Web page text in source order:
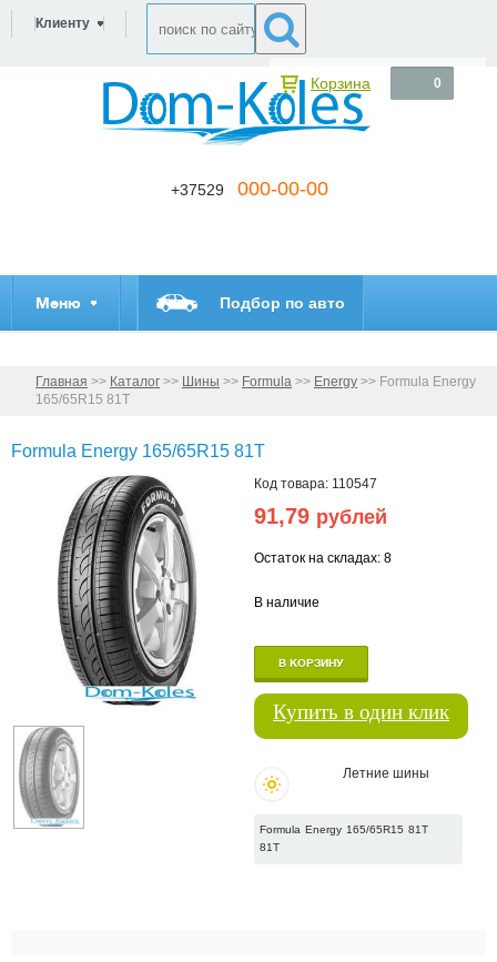
Клиенту
Корзина 0
+37529 000-00-00
Меню Подбор по авто
Главная >> Каталог >> Шины >> Formula >> Energy >> Formula Energy
165/65R15 81T
Formula Energy 165/65R15 81T
Код товара: 110547
91,79 рублей
Остаток на складах: 8
В наличие
В КОРЗИНУ
Купить в один клик
Летние шины
Formula Energy 165/65R15 81T
81T